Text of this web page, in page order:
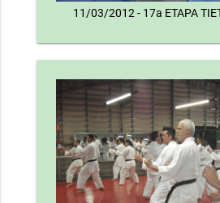
11/03/2012 - 17a ETAPA